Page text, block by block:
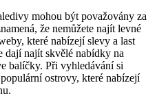
mohou být považovány za‍
že nemůžete najít levné
které nabízejí​ slevy⁣ a last
dají najít skvělé nabídky na
balíčky. ‍Při vyhledávání​ si‍
ostrovy, které nabízejí